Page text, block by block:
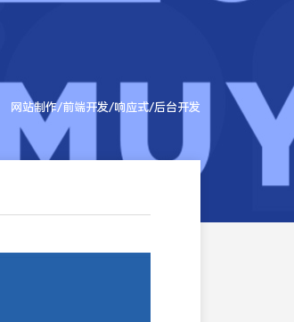
网站制作/前端开发/响应式/后台开发